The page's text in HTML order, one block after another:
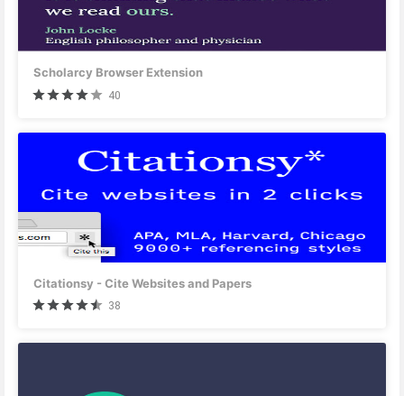
Scholarcy Browser Extension
40
Citationsy - Cite Websites and Papers
38